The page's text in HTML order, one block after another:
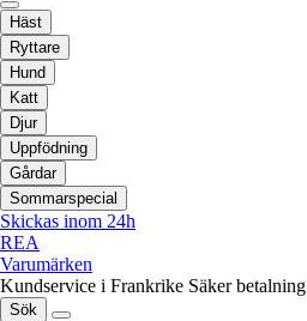
Häst
Ryttare
Hund
Katt
Djur
Uppfödning
Gårdar
Sommarspecial
Skickas inom 24h
REA
Varumärken
Kundservice i Frankrike Säker betalning
Sök